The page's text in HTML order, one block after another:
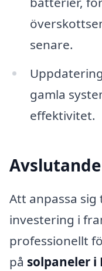
senare.
gamla
effektivitet.
Att anpassa
investering i
professionellt
på solpaneler i